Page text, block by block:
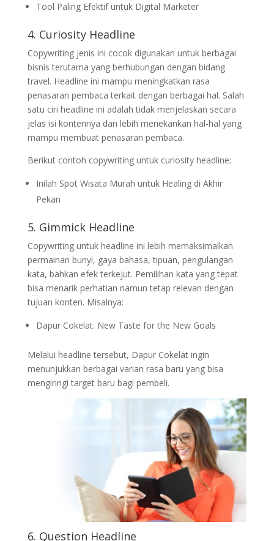
Tool Paling Efektif untuk Digital Marketer
4. Curiosity Headline
Copywriting jenis ini cocok digunakan untuk berbagai
bisnis terutama yang berhubungan dengan bidang
travel. Headline ini mampu meningkatkan rasa
penasaran pembaca terkait dengan berbagai hal. Salah
satu ciri headline ini adalah tidak menjelaskan secara
jelas isi kontennya dan lebih menekankan hal-hal yang
mampu membuat penasaran pembaca.
Berikut contoh copywriting untuk curiosity headline:
Inilah Spot Wisata Murah untuk Healing di Akhir
Pekan
5. Gimmick Headline
Copywriting untuk headline ini lebih memaksimalkan
permainan bunyi, gaya bahasa, tipuan, pengulangan
kata, bahkan efek terkejut. Pemilihan kata yang tepat
bisa menarik perhatian namun tetap relevan dengan
tujuan konten. Misalnya:
Dapur Cokelat: New Taste for the New Goals
Melalui headline tersebut, Dapur Cokelat ingin
menunjukkan berbagai varian rasa baru yang bisa
mengiringi target baru bagi pembeli.
6. Question Headline